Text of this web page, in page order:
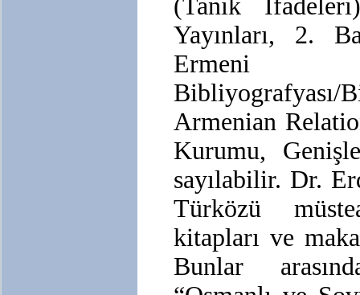
(Tanık
Yayınları, 2.
Armenian
Kurumu,
sayılabilir. Dr.
Türközü
kitapları ve
Bunlar